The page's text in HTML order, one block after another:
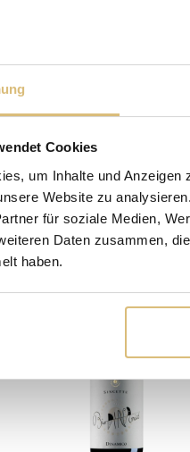
Cookies
um Inhalte und
Website zu
für soziale Medien,
Daten zusammen,
haben.
Kategorie: